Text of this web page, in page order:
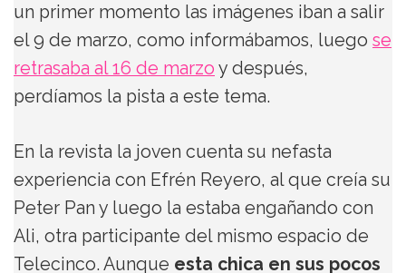
un primer momento las imágenes iban a salir
el 9 de marzo, como informábamos, luego se
retrasaba al 16 de marzo y después,
perdíamos la pista a este tema.
En la revista la joven cuenta su nefasta
experiencia con Efrén Reyero, al que creía su
Peter Pan y luego la estaba engañando con
Ali, otra participante del mismo espacio de
Telecinco. Aunque esta chica en sus pocos